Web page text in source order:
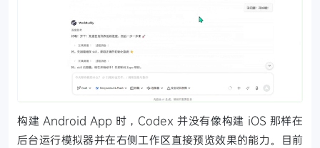
构建 Android App 时，Codex 并没有像构建 iOS 那样在
后台运行模拟器并在右侧工作区直接预览效果的能力。目前